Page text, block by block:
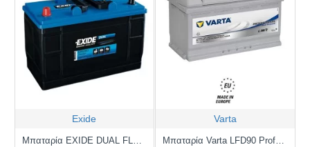
Exide
Μπαταρία EXIDE DUAL FLOODED ER550 | 115AH / Volt:12 / EN:760 / Πολικότητα: Αριστερά το +
Varta
Μπαταρία Varta LFD90 Profesional Marine | 930 090 080 | 90AH / Volt:12 / EN: 800 / Πολικότητα: Δεξιά το +